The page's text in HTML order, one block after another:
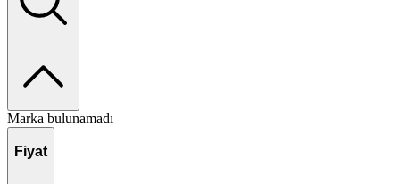
Marka bulunamadı
Fiyat